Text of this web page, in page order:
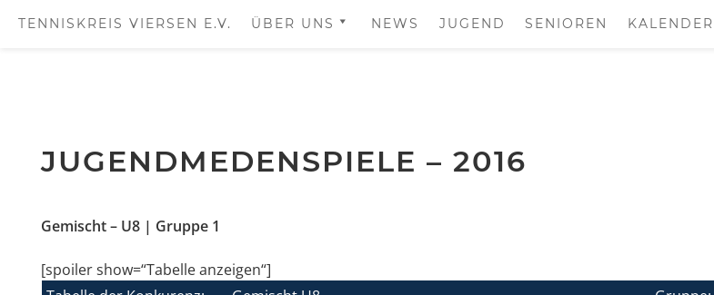
content
TENNISKREIS VIERSEN E.V. ÜBER UNS NEWS JUGEND SENIOREN KALENDER
JUGENDMEDENSPIELE – 2016
Gemischt – U8 | Gruppe 1
[spoiler show=“Tabelle anzeigen“]